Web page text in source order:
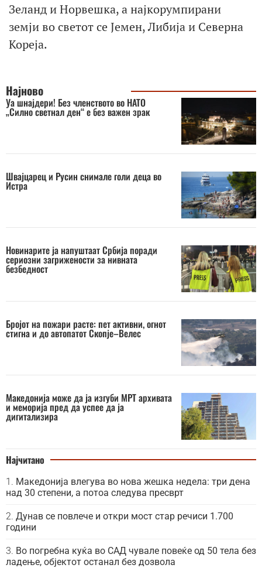
Зеланд и Норвешка, а најкорумпирани
земји во светот се Јемен, Либија и Северна
Кореја.
Најново
Уа шнајдери! Без членството во НАТО
„Силно светнал ден“ е без важен зрак
Швајцарец и Русин снимале голи деца во
Истра
Новинарите ја напуштаат Србија поради
сериозни загрижености за нивната
безбедност
Бројот на пожари расте: пет активни, огнот
стигна и до автопатот Скопје–Велес
Македонија може да ја изгуби МРТ архивата
и меморија пред да успее да ја
дигитализира
Најчитано
Македонија влегува во нова жешка недела: три дена
над 30 степени, а потоа следува пресврт
Дунав се повлече и откри мост стар речиси 1.700
години
Во погребна куќа во САД чувале повеќе од 50 тела без
ладење, објектот останал без дозвола